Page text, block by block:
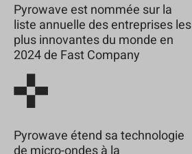
Pyrowave est nommée sur la
liste annuelle des entreprises les
plus innovantes du monde en
2024 de Fast Company
Pyrowave étend sa technologie